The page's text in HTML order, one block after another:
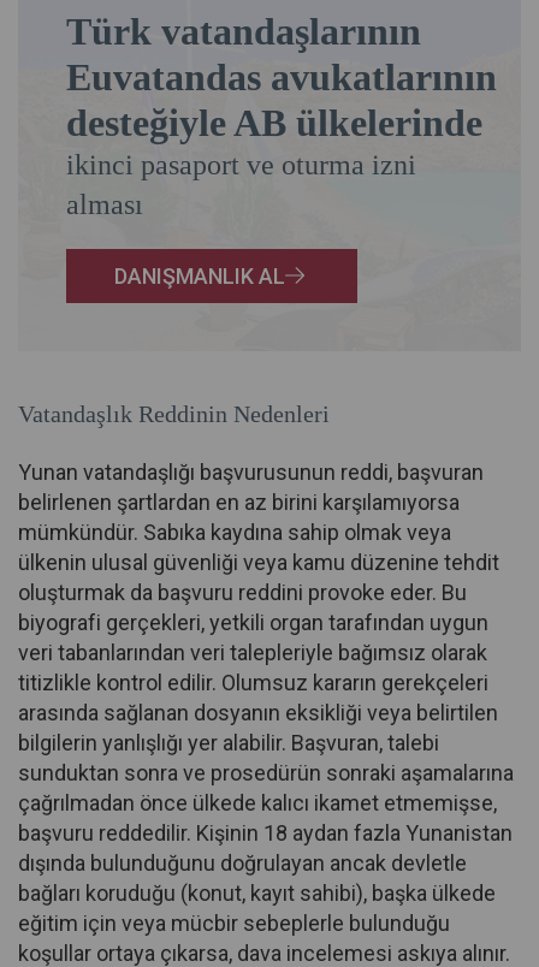
Türk vatandaşlarının
Euvatandas avukatlarının
desteğiyle AB ülkelerinde
ikinci pasaport ve oturma izni
alması
DANIŞMANLIK AL
Vatandaşlık Reddinin Nedenleri
Yunan vatandaşlığı başvurusunun reddi, başvuran
belirlenen şartlardan en az birini karşılamıyorsa
mümkündür. Sabıka kaydına sahip olmak veya
ülkenin ulusal güvenliği veya kamu düzenine tehdit
oluşturmak da başvuru reddini provoke eder. Bu
biyografi gerçekleri, yetkili organ tarafından uygun
veri tabanlarından veri talepleriyle bağımsız olarak
titizlikle kontrol edilir. Olumsuz kararın gerekçeleri
arasında sağlanan dosyanın eksikliği veya belirtilen
bilgilerin yanlışlığı yer alabilir. Başvuran, talebi
sunduktan sonra ve prosedürün sonraki aşamalarına
çağrılmadan önce ülkede kalıcı ikamet etmemişse,
başvuru reddedilir. Kişinin 18 aydan fazla Yunanistan
dışında bulunduğunu doğrulayan ancak devletle
bağları koruduğu (konut, kayıt sahibi), başka ülkede
eğitim için veya mücbir sebeplerle bulunduğu
koşullar ortaya çıkarsa, dava incelemesi askıya alınır.